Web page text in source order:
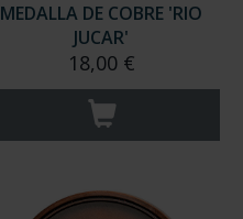
MEDALLA DE COBRE 'RIO
JUCAR'
18,00 €